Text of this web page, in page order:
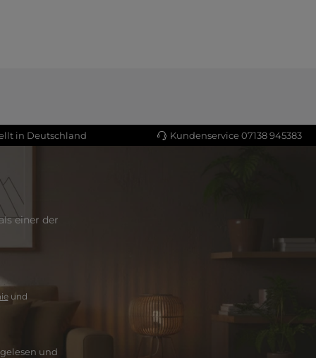
in Deutschland Kundenservice 07138 945383
einer der
und
gelesen und